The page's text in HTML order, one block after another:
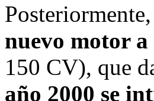
Posteriormente,
nuevo motor a
150 CV), que
año 2000 se